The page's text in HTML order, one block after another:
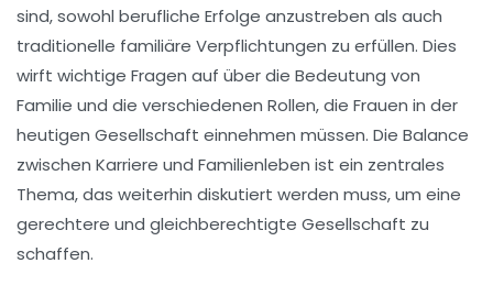
sind, sowohl berufliche Erfolge anzustreben als auch
traditionelle familiäre Verpflichtungen zu erfüllen. Dies
wirft wichtige Fragen auf über die Bedeutung von
Familie und die verschiedenen Rollen, die Frauen in der
heutigen Gesellschaft einnehmen müssen. Die Balance
zwischen Karriere und Familienleben ist ein zentrales
Thema, das weiterhin diskutiert werden muss, um eine
gerechtere und gleichberechtigte Gesellschaft zu
schaffen.